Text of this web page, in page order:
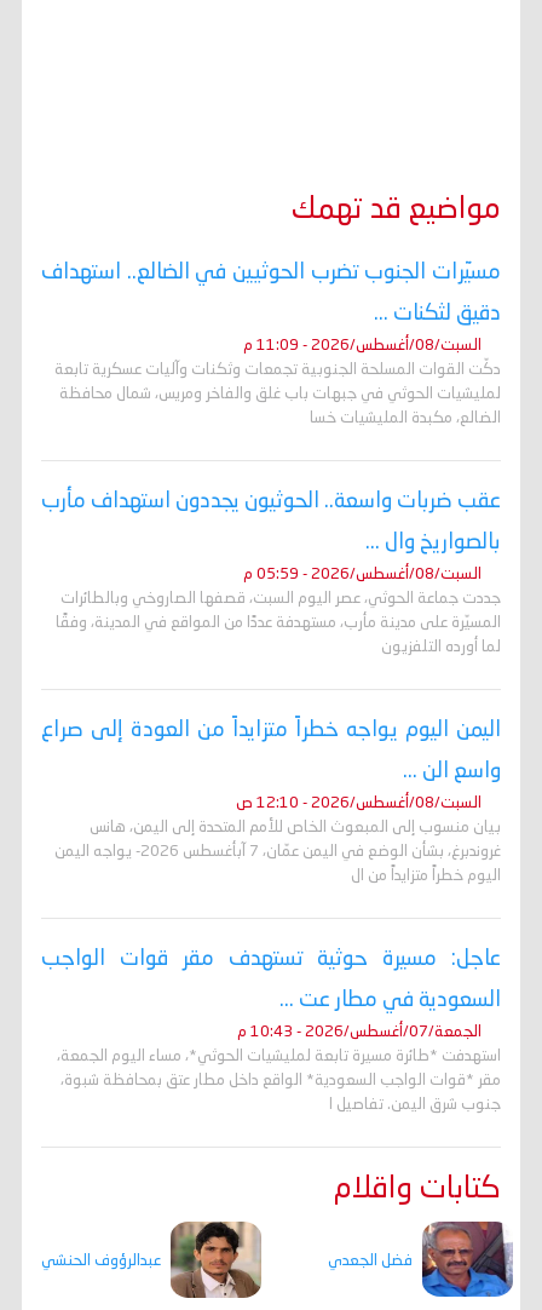
مواضيع قد تهمك
مسيّرات الجنوب تضرب الحوثيين في الضالع.. استهداف
دقيق لثكنات ...
السبت/08/أغسطس/2026 - 11:09 م
دكّت القوات المسلحة الجنوبية تجمعات وثكنات وآليات عسكرية تابعة
لمليشيات الحوثي في جبهات باب غلق والفاخر ومريس، شمال محافظة
الضالع، مكبدة المليشيات خسا
عقب ضربات واسعة.. الحوثيون يجددون استهداف مأرب
بالصواريخ وال ...
السبت/08/أغسطس/2026 - 05:59 م
جددت جماعة الحوثي، عصر اليوم السبت، قصفها الصاروخي وبالطائرات
المسيّرة على مدينة مأرب، مستهدفة عددًا من المواقع في المدينة، وفقًا
لما أورده التلفزيون
اليمن اليوم يواجه خطراً متزايداً من العودة إلى صراع
واسع الن ...
السبت/08/أغسطس/2026 - 12:10 ص
بيان منسوب إلى المبعوث الخاص للأمم المتحدة إلى اليمن، هانس
غروندبرغ، بشأن الوضع في اليمن عمّان، 7 آبأغسطس 2026- يواجه اليمن
اليوم خطراً متزايداً من ال
عاجل: مسيرة حوثية تستهدف مقر قوات الواجب
السعودية في مطار عت ...
الجمعة/07/أغسطس/2026 - 10:43 م
استهدفت *طائرة مسيرة تابعة لمليشيات الحوثي*، مساء اليوم الجمعة،
مقر *قوات الواجب السعودية* الواقع داخل مطار عتق بمحافظة شبوة،
جنوب شرق اليمن. تفاصيل ا
كتابات واقلام
فضل الجعدي عبدالرؤوف الحنشي